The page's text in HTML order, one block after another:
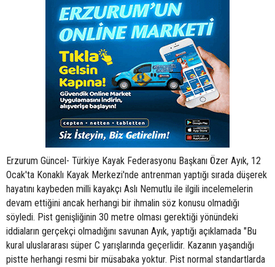
Erzurum Güncel- Türkiye Kayak Federasyonu Başkanı Özer Ayık, 12
Ocak'ta Konaklı Kayak Merkezi'nde antrenman yaptığı sırada düşerek
hayatını kaybeden milli kayakçı Aslı Nemutlu ile ilgili incelemelerin
devam ettiğini ancak herhangi bir ihmalin söz konusu olmadığı
söyledi. Pist genişliğinin 30 metre olması gerektiği yönündeki
iddiaların gerçekçi olmadığını savunan Ayık, yaptığı açıklamada "Bu
kural uluslararası süper C yarışlarında geçerlidir. Kazanın yaşandığı
pistte herhangi resmi bir müsabaka yoktur. Pist normal standartlarda